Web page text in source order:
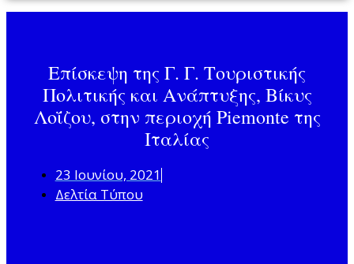
Επίσκεψη της Γ. Γ. Τουριστικής
Πολιτικής και Ανάπτυξης, Βίκυς
Λοΐζου, στην περιοχή Piemonte της
Ιταλίας
23 Ιουνίου, 2021
Δελτία Τύπου